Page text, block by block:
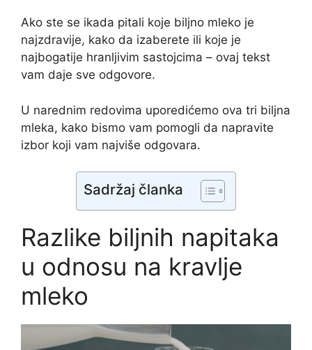
Ako ste se ikada pitali koje biljno mleko je
najzdravije, kako da izaberete ili koje je
najbogatije hranljivim sastojcima – ovaj tekst
vam daje sve odgovore.
U narednim redovima uporedićemo ova tri biljna
mleka, kako bismo vam pomogli da napravite
izbor koji vam najviše odgovara.
Sadržaj članka
Razlike biljnih napitaka
u odnosu na kravlje
mleko